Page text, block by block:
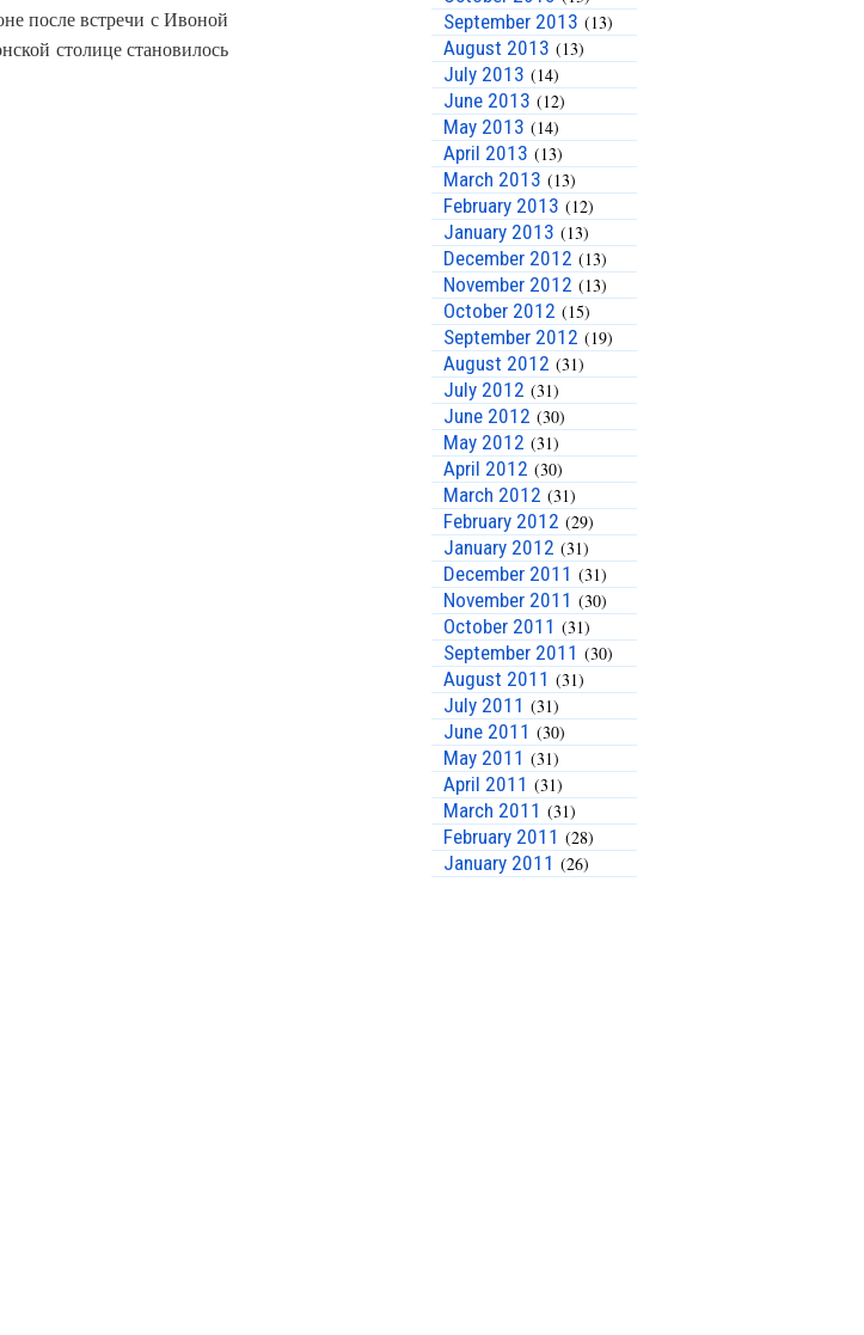
после встречи с Ивоной
столице становилось
September 2013 (13)
August 2013 (13)
July 2013 (14)
June 2013 (12)
May 2013 (14)
April 2013 (13)
March 2013 (13)
February 2013 (12)
January 2013 (13)
December 2012 (13)
November 2012 (13)
October 2012 (15)
September 2012 (19)
August 2012 (31)
July 2012 (31)
June 2012 (30)
May 2012 (31)
April 2012 (30)
March 2012 (31)
February 2012 (29)
January 2012 (31)
December 2011 (31)
November 2011 (30)
October 2011 (31)
September 2011 (30)
August 2011 (31)
July 2011 (31)
June 2011 (30)
May 2011 (31)
April 2011 (31)
March 2011 (31)
February 2011 (28)
January 2011 (26)